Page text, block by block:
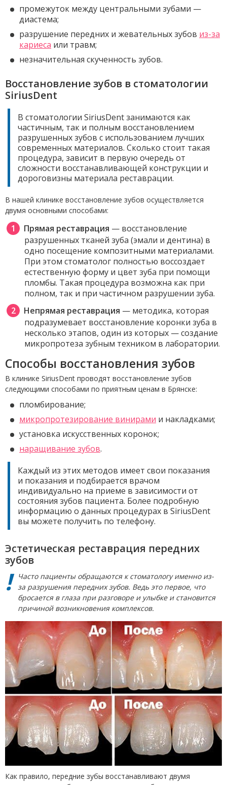
промежуток между центральными зубами —
диастема;
разрушение передних и жевательных зубов из-за
кариеса или травм;
незначительная скученность зубов.
Восстановление зубов в стоматологии
SiriusDent
В стоматологии SiriusDent занимаются как
частичным, так и полным восстановлением
разрушенных зубов с использованием лучших
современных материалов. Сколько стоит такая
процедура, зависит в первую очередь от
сложности восстанавливающей конструкции и
дороговизны материала реставрации.
В нашей клинике восстановление зубов осуществляется
двумя основными способами:
Прямая реставрация — восстановление
разрушенных тканей зуба (эмали и дентина) в
одно посещение композитными материалами.
При этом стоматолог полностью воссоздает
естественную форму и цвет зуба при помощи
пломбы. Такая процедура возможна как при
полном, так и при частичном разрушении зуба.
Непрямая реставрация — методика, которая
подразумевает восстановление коронки зуба в
несколько этапов, один из которых — создание
микропротеза зубным техником в лаборатории.
Способы восстановления зубов
В клинике SiriusDent проводят восстановление зубов
следующими способами по приятным ценам в Брянске:
пломбирование;
микропротезирование винирами и накладками;
установка искусственных коронок;
наращивание зубов.
Каждый из этих методов имеет свои показания
и показания и подбирается врачом
индивидуально на приеме в зависимости от
состояния зубов пациента. Более подробную
информацию о данных процедурах в SiriusDent
вы можете получить по телефону.
Эстетическая реставрация передних
зубов
Часто пациенты обращаются к стоматологу именно из-
за разрушения передних зубов. Ведь это первое, что
бросается в глаза при разговоре и улыбке и становится
причиной возникновения комплексов.
Как правило, передние зубы восстанавливают двумя